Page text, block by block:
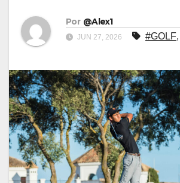
Por @Alex1
JUN 27, 2026 #GOLF,